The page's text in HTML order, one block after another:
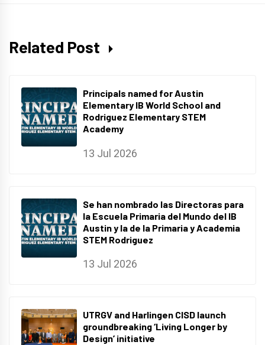
Related Post
Principals named for Austin
Elementary IB World School and
Rodriguez Elementary STEM
Academy
13 Jul 2026
Se han nombrado las Directoras para
la Escuela Primaria del Mundo del IB
Austin y la de la Primaria y Academia
STEM Rodriguez
13 Jul 2026
UTRGV and Harlingen CISD launch
groundbreaking ‘Living Longer by
Design’ initiative